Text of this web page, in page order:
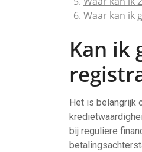
Waar kan ik
Kan ik
Het is belangrijk
bij reguliere